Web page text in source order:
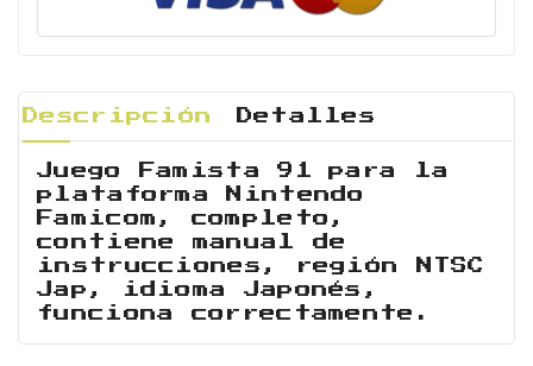
Descripción Detalles
Juego Famista 91 para la
plataforma Nintendo
Famicom, completo,
contiene manual de
instrucciones, región NTSC
Jap, idioma Japonés,
funciona correctamente.